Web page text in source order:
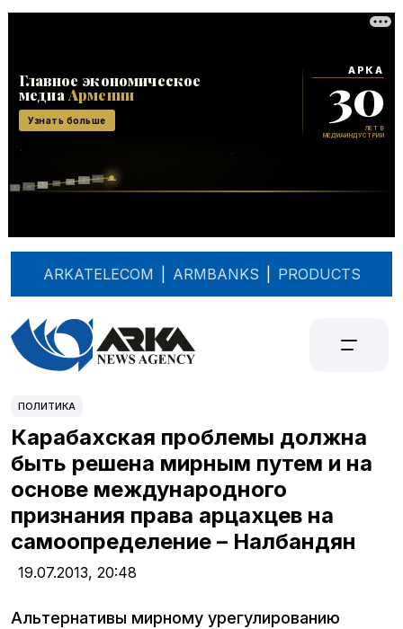
ARKATELECOM ARMBANKS PRODUCTS
ПОЛИТИКА
Карабахская проблемы должна
быть решена мирным путем и на
основе международного
признания права арцахцев на
самоопределение – Налбандян
19.07.2013, 20:48
Альтернативы мирному урегулированию